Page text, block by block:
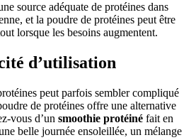
source adéquate de protéines dans
et la poudre de protéines peut être
lorsque les besoins augmentent.
d’utilisation
peut parfois sembler compliqué
de protéines offre une alternative
vous d’un smoothie protéiné fait en
belle journée ensoleillée, un mélange